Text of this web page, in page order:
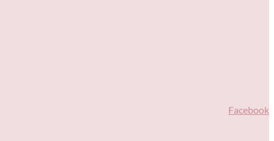
Facebook